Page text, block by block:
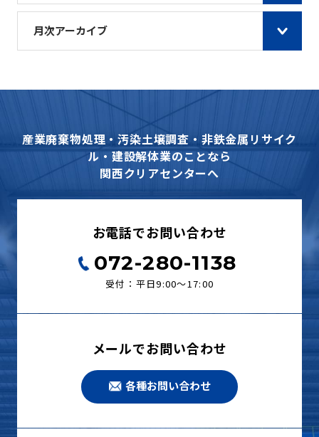
月次アーカイブ
産業廃棄物処理・汚染土壌調査・非鉄金属リサイク
ル・建設解体業のことなら
関西クリアセンターへ
お電話でお問い合わせ
072-280-1138
受付：平日9:00〜17:00
メールでお問い合わせ
各種お問い合わせ